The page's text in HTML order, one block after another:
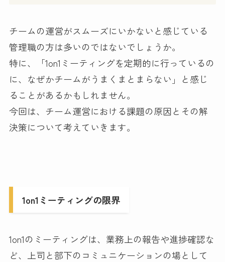
チームの運営がスムーズにいかないと感じている
管理職の方は多いのではないでしょうか。
特に、「1on1ミーティングを定期的に行っているの
に、なぜかチームがうまくまとまらない」と感じ
ることがあるかもしれません。
今回は、チーム運営における課題の原因とその解
決策について考えていきます。
1on1ミーティングの限界
1on1のミーティングは、業務上の報告や進捗確認な
ど、上司と部下のコミュニケーションの場として